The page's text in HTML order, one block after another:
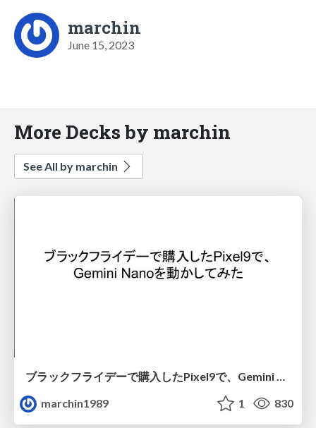
marchin
June 15, 2023
More Decks by marchin
See All by marchin
ブラックフライデーで購入したPixel9で、Gemini Nanoを動かしてみた
marchin1989
1 830